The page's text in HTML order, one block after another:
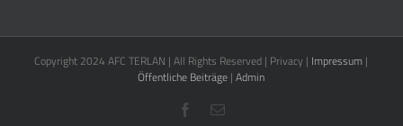
Copyright 2024 AFC TERLAN | All Rights Reserved | Privacy | Impressum |
Öffentliche Beiträge |Admin
Facebook
E-